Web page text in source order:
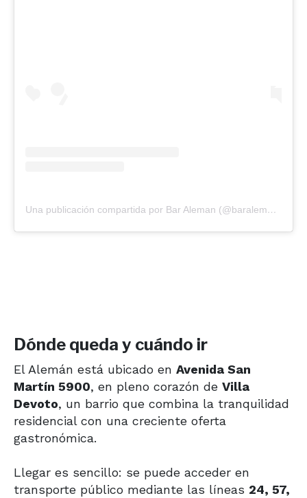
Una publicación compartida por Bar Aleman (@baralemandevoto)
Dónde queda y cuándo ir
El Alemán está ubicado en Avenida San
Martín 5900, en pleno corazón de Villa
Devoto, un barrio que combina la tranquilidad
residencial con una creciente oferta
gastronómica.
Llegar es sencillo: se puede acceder en
transporte público mediante las líneas 24, 57,